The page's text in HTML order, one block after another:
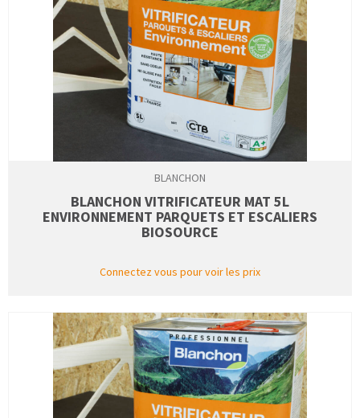
BLANCHON
BLANCHON VITRIFICATEUR MAT 5L
ENVIRONNEMENT PARQUETS ET ESCALIERS
BIOSOURCE
Connectez vous pour voir les prix